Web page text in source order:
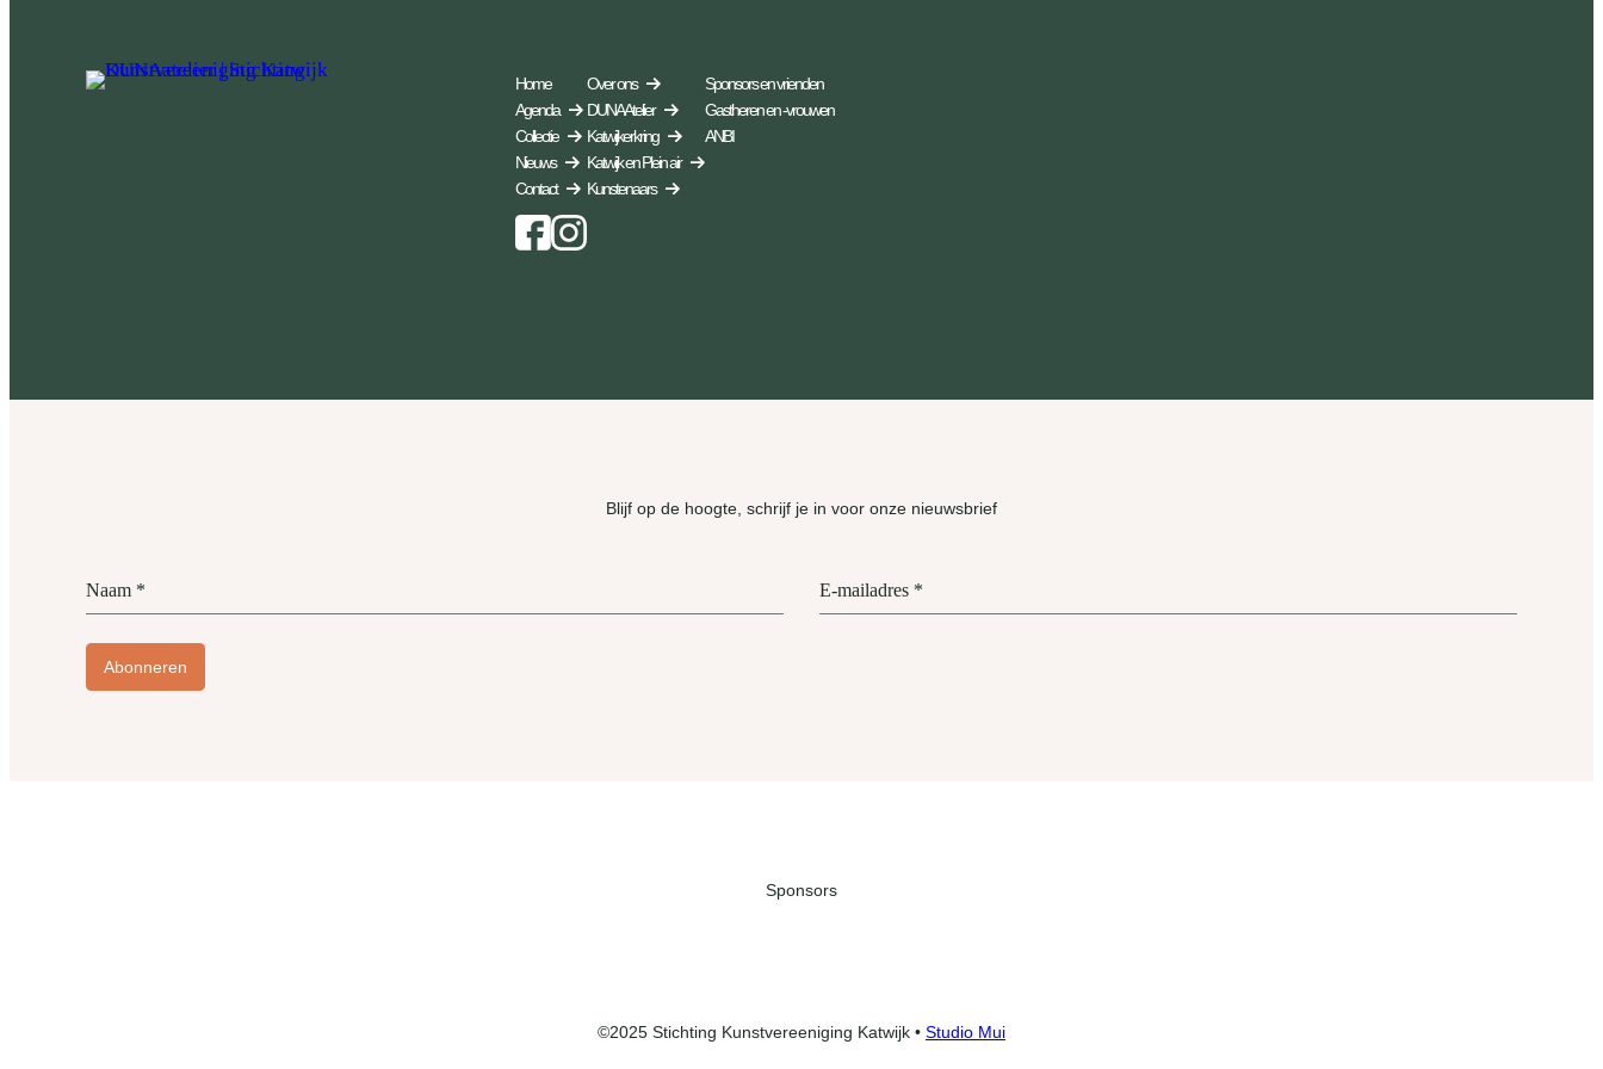
Home
Agenda
Collectie
Nieuws
Contact
Instagram
Over ons
DUNA Atelier
Katwijkerkring
Katwijk en Plein air
Kunstenaars
Sponsors en vrienden
Gastheren en -vrouwen
ANBI
Blijf op de hoogte, schrijf je in voor onze nieuwsbrief
Naam * E-mailadres *
Abonneren
Sponsors
©2025 Stichting Kunstvereeniging Katwijk • Studio Mui